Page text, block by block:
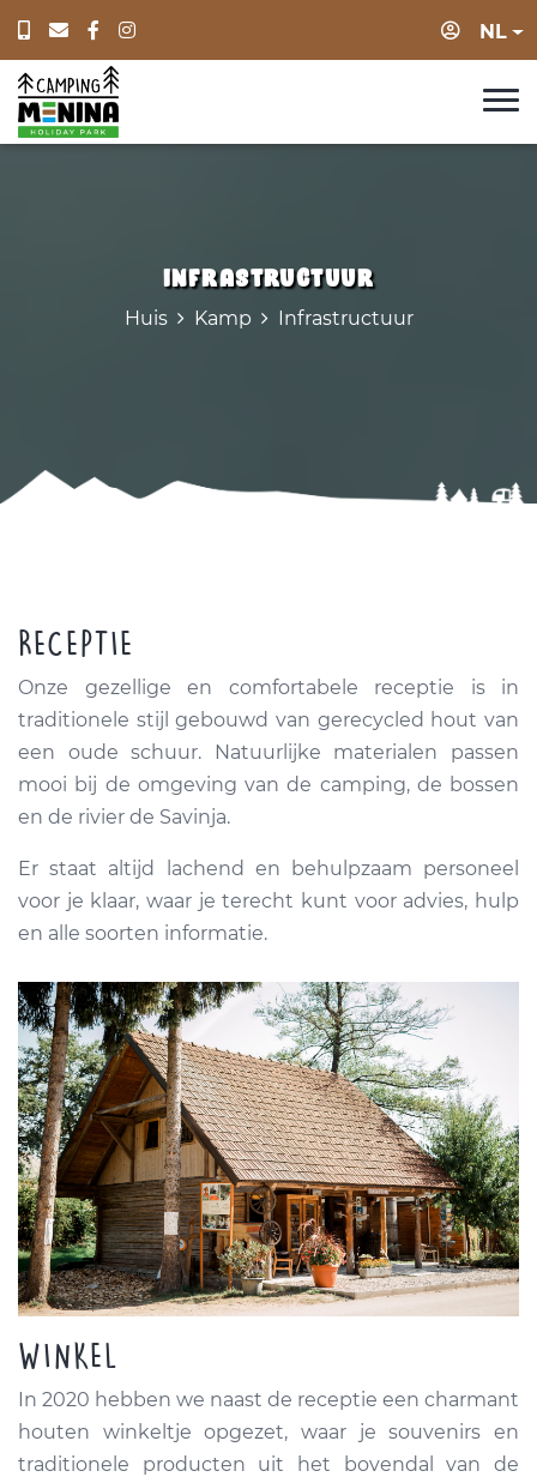
Log in
NL
Infrastructuur
Huis Kamp Infrastructuur
RECEPTIE
Onze gezellige en comfortabele receptie is in
traditionele stijl gebouwd van gerecycled hout van
een oude schuur. Natuurlijke materialen passen
mooi bij de omgeving van de camping, de bossen
en de rivier de Savinja.
Er staat altijd lachend en behulpzaam personeel
voor je klaar, waar je terecht kunt voor advies, hulp
en alle soorten informatie.
WINKEL
In 2020 hebben we naast de receptie een charmant
houten winkeltje opgezet, waar je souvenirs en
traditionele producten uit het bovendal van de